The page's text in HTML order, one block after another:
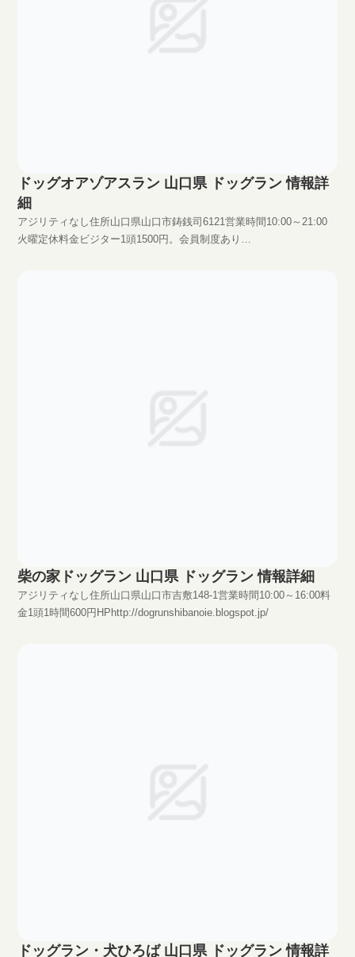
ドッグオアゾアスラン 山口県 ドッグラン 情報詳
細
アジリティなし住所山口県山口市鋳銭司6121営業時間10:00～21:00
火曜定休料金ビジター1頭1500円。会員制度あり
柴の家ドッグラン 山口県 ドッグラン 情報詳細
アジリティなし住所山口県山口市吉敷148-1営業時間10:00～16:00料
金1頭1時間600円HPhttp://dogrunshibanoie.blogspot.jp/
ドッグラン・犬ひろば 山口県 ドッグラン 情報詳